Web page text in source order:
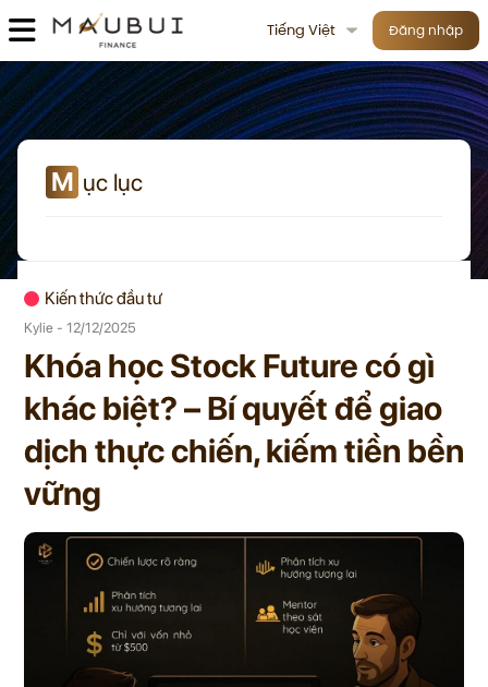
Tiếng Việt Đăng nhập
M ục lục
Kiến thức đầu tư
Kylie - 12/12/2025
Khóa học Stock Future có gì
khác biệt? – Bí quyết để giao
dịch thực chiến, kiếm tiền bền
vững